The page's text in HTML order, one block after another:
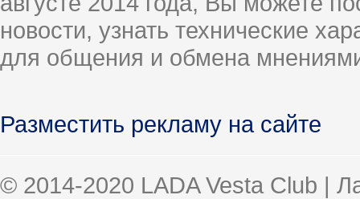
новости, узнать технические
для общения и обмена
Разместить рекламу на сайте
© 2014-2020 LADA Vesta Club |